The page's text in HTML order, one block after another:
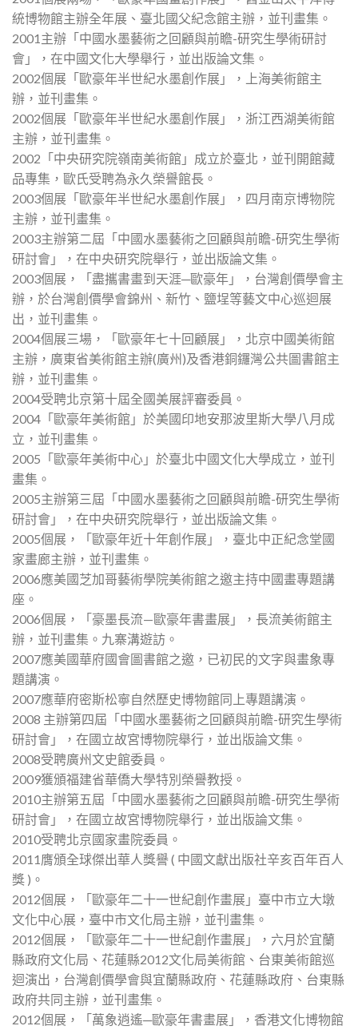
統博物館主辦全年展、臺北國父紀念館主辦，並刊畫集。
2001主辦「中國水墨藝術之回顧與前瞻-研究生學術研討
會」，在中國文化大學舉行，並出版論文集。
2002個展「歐豪年半世紀水墨創作展」，上海美術館主
辦，並刊畫集。
2002個展「歐豪年半世紀水墨創作展」，浙江西湖美術館
主辦，並刊畫集。
2002「中央研究院嶺南美術館」成立於臺北，並刊開館藏
品專集，歐氏受聘為永久榮譽館長。
2003個展「歐豪年半世紀水墨創作展」，四月南京博物院
主辦，並刊畫集。
2003主辦第二屆「中國水墨藝術之回顧與前瞻-研究生學術
研討會」，在中央研究院舉行，並出版論文集。
2003個展，「盡攜書畫到天涯─歐豪年」，台灣創價學會主
辦，於台灣創價學會錦州、新竹、鹽埕等藝文中心巡迴展
出，並刊畫集。
2004個展三場，「歐豪年七十回顧展」，北京中國美術館
主辦，廣東省美術館主辦(廣州)及香港銅鑼灣公共圖書館主
辦，並刊畫集。
2004受聘北京第十屆全國美展評審委員。
2004「歐豪年美術館」於美國印地安那波里斯大學八月成
立，並刊畫集。
2005「歐豪年美術中心」於臺北中國文化大學成立，並刊
畫集。
2005主辦第三屆「中國水墨藝術之回顧與前瞻-研究生學術
研討會」，在中央研究院舉行，並出版論文集。
2005個展，「歐豪年近十年創作展」，臺北中正紀念堂國
家畫廊主辦，並刊畫集。
2006應美國芝加哥藝術學院美術館之邀主持中國畫專題講
座。
2006個展，「豪墨長流—歐豪年書畫展」，長流美術館主
辦，並刊畫集。九寨溝遊訪。
2007應美國華府國會圖書館之邀，已初民的文字與畫象專
題講演。
2007應華府密斯松寧自然歷史博物館同上專題講演。
2008 主辦第四屆「中國水墨藝術之回顧與前瞻-研究生學術
研討會」，在國立故宮博物院舉行，並出版論文集。
2008受聘廣州文史館委員。
2009獲頒福建省華僑大學特別榮譽教授。
2010主辦第五屆「中國水墨藝術之回顧與前瞻-研究生學術
研討會」，在國立故宮博物院舉行，並出版論文集。
2010受聘北京國家畫院委員。
2011膺頒全球傑出華人獎譽 ( 中國文獻出版社辛亥百年百人
獎 )。
2012個展，「歐豪年二十一世紀創作畫展」臺中市立大墩
文化中心展，臺中市文化局主辦，並刊畫集。
2012個展，「歐豪年二十一世紀創作畫展」，六月於宜蘭
縣政府文化局、花蓮縣2012文化局美術館、台東美術館巡
迴演出，台灣創價學會與宜蘭縣政府、花蓮縣政府、台東縣
政府共同主辦，並刊畫集。
2012個展，「萬象逍遙─歐豪年書畫展」，香港文化博物館